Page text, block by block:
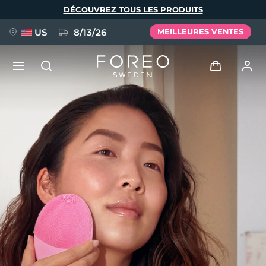
DÉCOUVREZ TOUS LES PRODUITS
US 8/13/26 MEILLEURES VENTES
Profil de l'utilisateur
Mes appareils
Mes commandes
Mes adresses
Mes abonnements
NOUVEAU
FAQ™ Pure Beauty-Tech Elixir
BREAKING NEWS
issa™ Teeth Whitening Set
Langue
English Deutsch
Español
Français
Italiano
Português
Polski
Svenska
Русский
Türkçe
简体中文 繁體中文